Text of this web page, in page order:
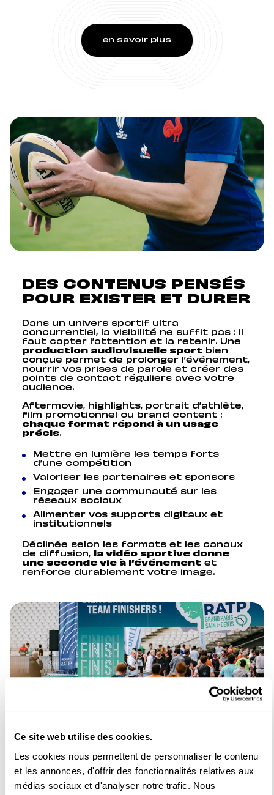
Ce site web utilise des cookies.
Les cookies nous permettent de personnaliser le contenu
et les annonces, d'offrir des fonctionnalités relatives aux
médias sociaux et d'analyser notre trafic. Nous
en savoir plus
DES CONTENUS PENSÉS
POUR EXISTER ET DURER
Dans un univers sportif ultra
concurrentiel, la visibilité ne suffit pas : il
faut capter l’attention et la retenir. Une
production audiovisuelle sport bien
conçue permet de prolonger l’événement,
nourrir vos prises de parole et créer des
points de contact réguliers avec votre
audience.
Aftermovie, highlights, portrait d’athlète,
film promotionnel ou brand content :
chaque format répond à un usage
précis.
Mettre en lumière les temps forts
d’une compétition
Valoriser les partenaires et sponsors
Engager une communauté sur les
réseaux sociaux
Alimenter vos supports digitaux et
institutionnels
Déclinée selon les formats et les canaux
de diffusion,
la vidéo sportive donne
une seconde vie à l’événement et
renforce durablement votre image.
UNE PRODUCTION
AUDIOVISUELLE SPORT